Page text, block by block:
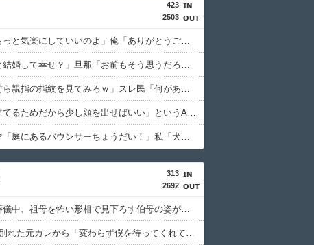
423
2503
義母「もっと気楽にしていいのよ」俺「ありがとうございます…」→アットホームすぎる嫁実家になじめず…
私「私と結婚して幸せ？」旦那「お前もそう思うだろ？」→その返事が忘れられず、後日まさかの展開に…
俺「お前ら親指の指紋を見てみろｗ」スレ民「何があるんだ？」→見た瞬間、思わず笑ってしまう人が続出して…
「顔を立てるためだから少し顔を出せばいい」というA子の考え方に、どうしても納得できなくて…
クレママ「庭にあるバウンサーちょうだい！」私「犬が使ってるから無理です」→断った数日後、庭からまさかの物音が…
313
2692
伯母の葬儀中、祖母を怖い形相で見下ろす伯母の姿が見えた。それを兄に話したら「ばあちゃんにはずいぶん虐められてたからなぁ」と…
1年前に別れた元カレから「変わらず僕を待ってくれていると確信しています」とメールが届いた。別れの言葉は心の中の魔が言わせたとして復縁を求められ…